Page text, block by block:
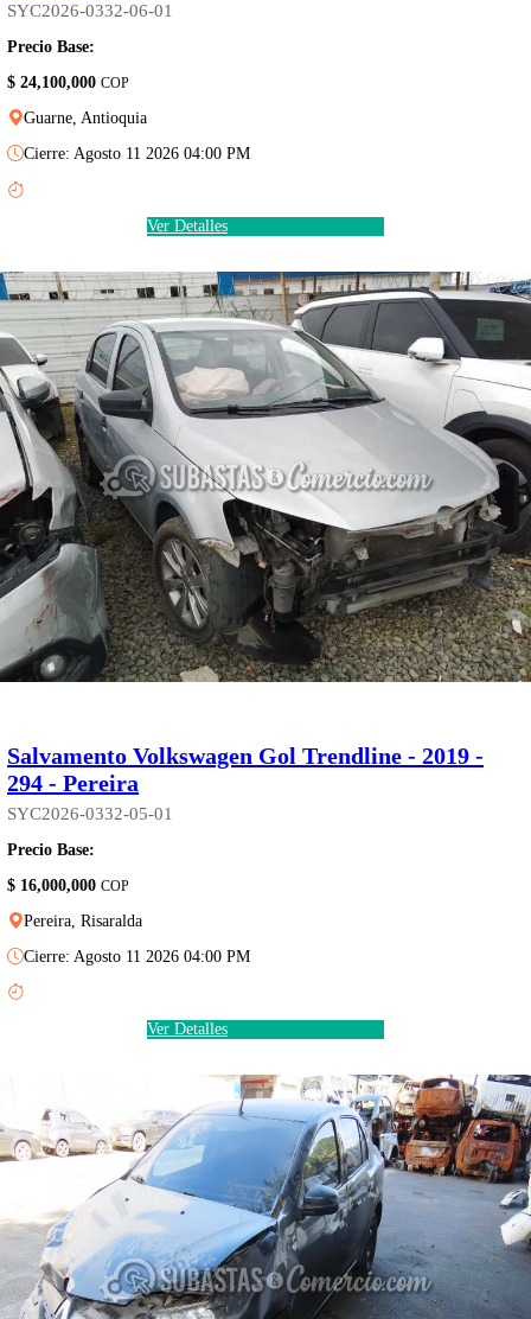
SYC2026-0332-06-01
Precio Base:
$ 24,100,000 COP
Guarne, Antioquia
Cierre: Agosto 11 2026 04:00 PM
Ver Detalles
Salvamento Volkswagen Gol Trendline - 2019 -
294 - Pereira
SYC2026-0332-05-01
Precio Base:
$ 16,000,000 COP
Pereira, Risaralda
Cierre: Agosto 11 2026 04:00 PM
Ver Detalles